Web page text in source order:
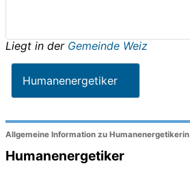
Liegt in der Gemeinde Weiz
Humanenergetiker
Allgemeine Information zu Humanenergetikerin
Humanenergetiker